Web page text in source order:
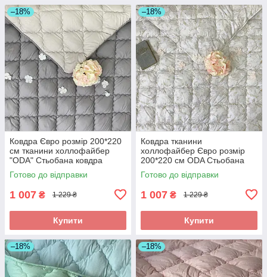
–18%
Ковдра Євро розмір 200*220
см тканини холлофайбер
"ODA" Стьобана ковдра
Готово до відправки
1 007 ₴ 1 229 ₴
Купити
–18%
Ковдра тканини
холлофайбер Євро розмір
200*220 см ODA Стьобана
ковдра
Готово до відправки
1 007 ₴ 1 229 ₴
Купити
–18% –18%